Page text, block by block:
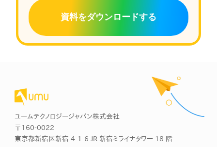
資料をダウンロードする
ユームテクノロジージャパン株式会社
〒160-0022
東京都新宿区新宿 4-1-6 JR 新宿ミライナタワー 18 階